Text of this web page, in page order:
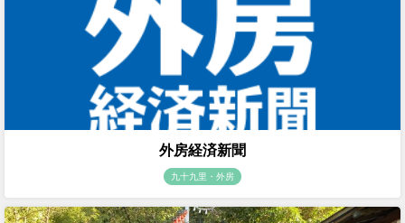
外房経済新聞
九十九里・外房